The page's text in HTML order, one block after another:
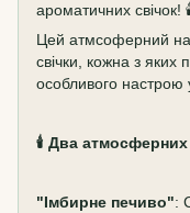
ароматичних свічок!
Цей атмсоферний
свічки, кожна з яких
особливого настрою
🕯️ Два атмосферних
"Імбирне печиво":